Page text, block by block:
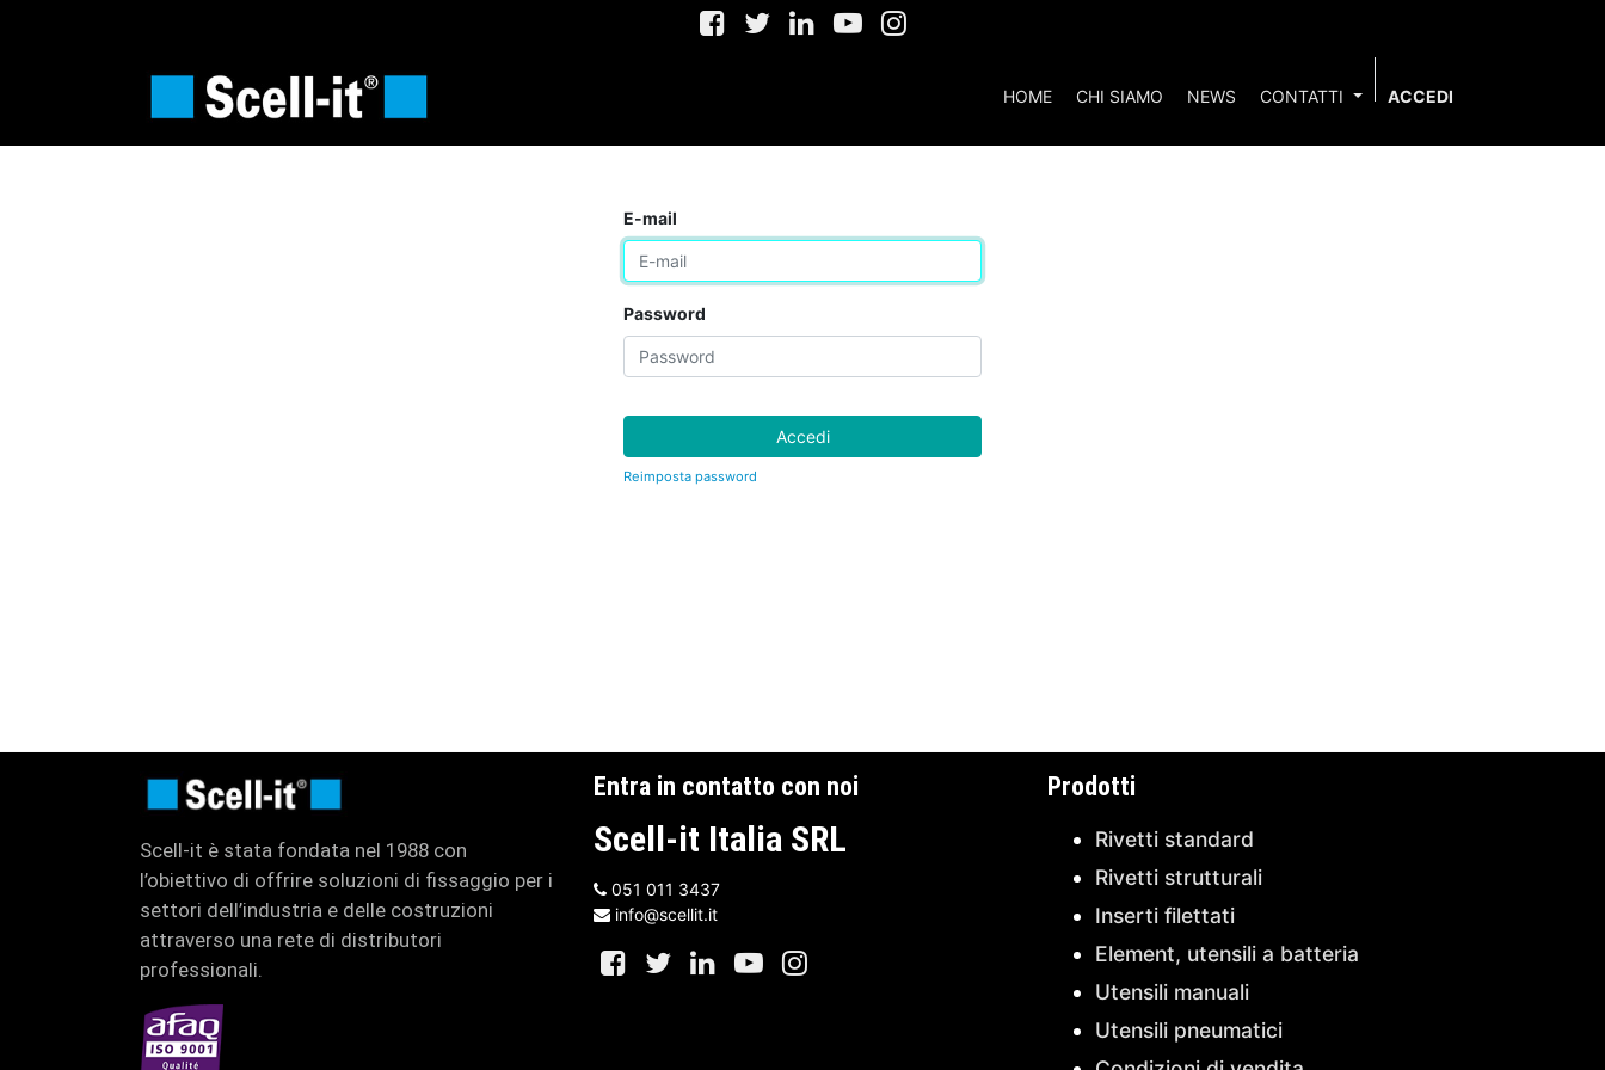
HOME CHI SIAMO NEWS CONTATTI ACCEDI
E-mail
Password
Accedi
Reimposta password
Scell-it è stata fondata nel 1988 con
l’obiettivo di offrire soluzioni di fissaggio per i
settori dell’industria e delle costruzioni
attraverso una rete di distributori
professionali.
Entra in contatto con noi
Scell-it Italia SRL
051 011 3437
info@scellit.it
Prodotti
Rivetti standard
Rivetti strutturali
Inserti filettati
Element, utensili a batteria
Utensili manuali
Utensili pneumatici